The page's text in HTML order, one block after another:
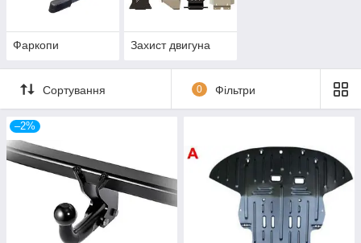
Фаркопи Захист двигуна
Сортування 0 Фільтри
–2%